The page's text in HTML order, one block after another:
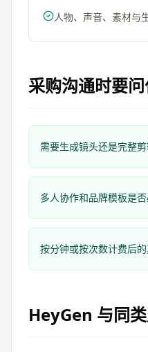
人物、声音、素材与
采购沟通时要
需要生成镜头还是完整
多人协作和品牌模板是
按分钟或按次数计费后
HeyGen 与同